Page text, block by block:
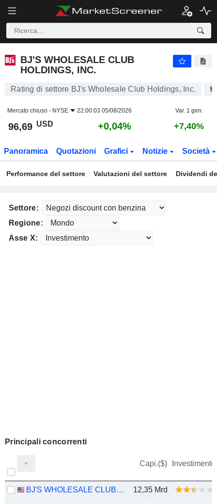
BJ'S WHOLESALE CLUB
HOLDINGS, INC.
Rating di settore BJ's Wholesale Club Holdings, Inc.
Mercato chiuso - NYSE 22:00:03 05/08/2026 Var. 1 gen.
96,69 USD +0,04% +7,40%
Panoramica Quotazioni Grafici Notizie Società
Performance del settore Valutazioni del settore Dividendi
Settore:
Regione:
Asse X:
Principali concorrenti
Capi.($) Investimento
BJ'S WHOLESALE CLUB HOLDINGS, INC. 12,35 Mrd